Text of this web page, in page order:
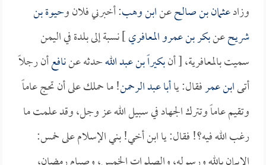
وزادعثمان بن صالحعنابن وهب: أخبرني فلان وحيوة بن
شريحعنبكر بن عمرو المعافري] نسبة إلى بلدة في اليمن
سميت بالمعافرية، [ أنبكيراً بن عبد اللهحدثه عننافعأن رجلاً
أتىابن عمرفقال: ياأبا عبد الرحمن! ما حملك على أن تحج عاماً
وتقيم عاماً وتترك الجهاد في سبيل الله عز وجل، وقد علمت ما
رغب الله فيه؟! فقال: يا ابن أخي! بني الإسلام على خمس: